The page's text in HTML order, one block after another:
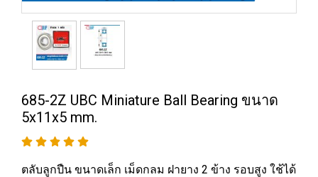
685-2Z UBC Miniature Ball Bearing ขนาด
5x11x5 mm.
ตลับลูกปืน ขนาดเล็ก เม็ดกลม ฝายาง 2 ข้าง รอบสูง ใช้ได้